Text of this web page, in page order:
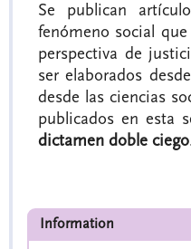
Se publican
fenómeno social
perspectiva de
ser elaborados
desde las ciencias
publicados en esta
dictamen doble ciego
Information